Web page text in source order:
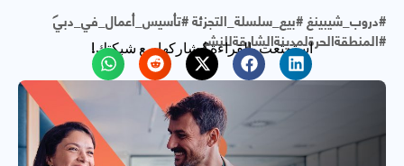
#دروب_شيبينغ #بيع_سلسلة_التجزئة #تأسيس_أعمال_في_دبي
#المنطقةالحرةلمدينةالشارقةللنشر
استمتعت بالقراءة؟ شاركها مع شبكتك!